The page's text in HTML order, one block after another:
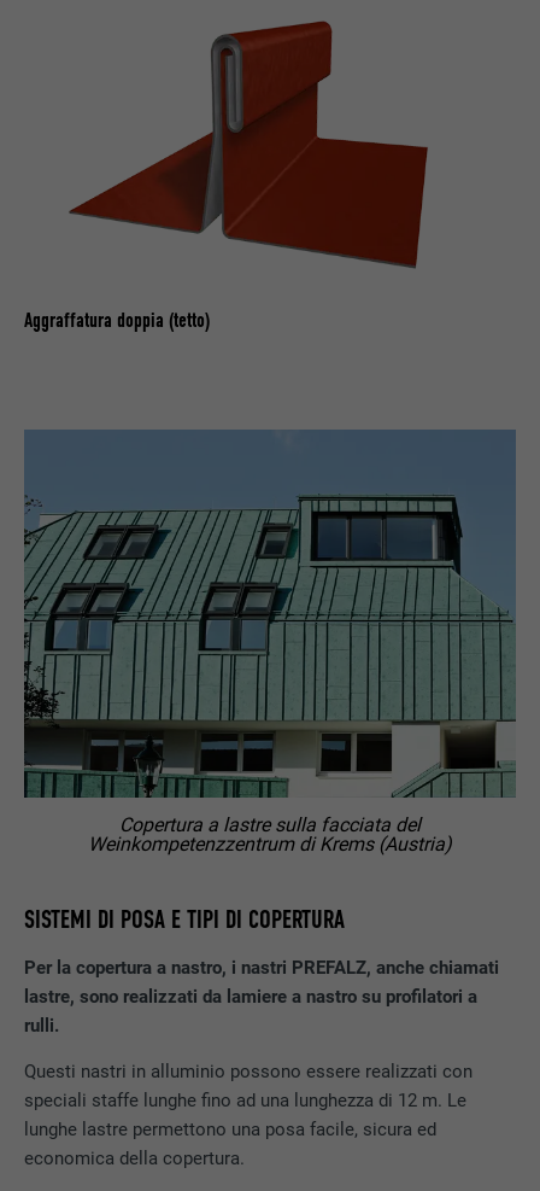
Aggraffatura doppia (tetto)
SISTEMI DI POSA E TIPI DI COPERTURA
Per la copertura a nastro, i nastri PREFALZ, anche chiamati
lastre, sono realizzati da lamiere a nastro su profilatori a
rulli.
Questi nastri in alluminio possono essere realizzati con
speciali staffe lunghe fino ad una lunghezza di 12 m. Le
lunghe lastre permettono una posa facile, sicura ed
economica della copertura.
Copertura a lastre sulla facciata del
Weinkompetenzzentrum di Krems (Austria)